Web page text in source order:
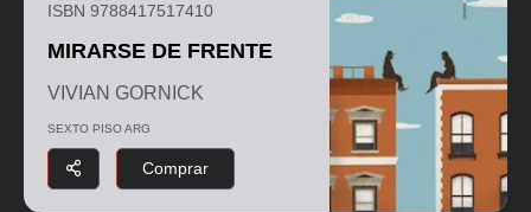
ISBN 9788417517410
MIRARSE DE FRENTE
VIVIAN GORNICK
SEXTO PISO ARG
Comprar